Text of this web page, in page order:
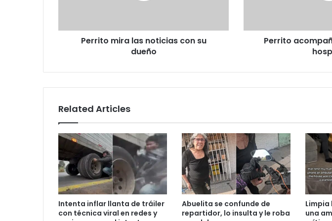
Perrito mira las noticias con su
dueño
Perrito
Related Articles
Intenta inflar llanta de tráiler
con técnica viral en redes y
Abuelita se confunde de
repartidor, lo insulta y le roba
Limpia
una